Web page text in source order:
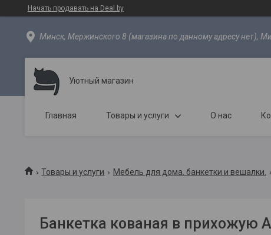
Начать продавать на Deal.by
Минск, Мержинского 8 (магазина по данному адресу нет),
Уютный магазин
Главная Товары и услуги О нас
Товары и услуги Мебель для дома. банкетки и вешалки.
Банкетка кованая в прихожую